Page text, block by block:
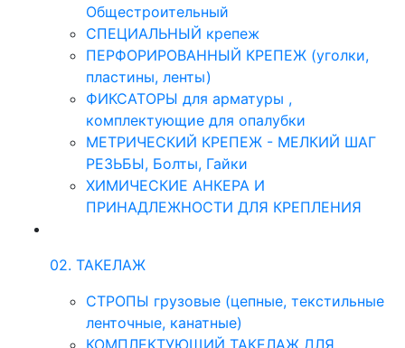
Общестроительный
СПЕЦИАЛЬНЫЙ крепеж
ПЕРФОРИРОВАННЫЙ КРЕПЕЖ (уголки,
пластины, ленты)
ФИКСАТОРЫ для арматуры ,
комплектующие для опалубки
МЕТРИЧЕСКИЙ КРЕПЕЖ - МЕЛКИЙ ШАГ
РЕЗЬБЫ, Болты, Гайки
ХИМИЧЕСКИЕ АНКЕРА И
ПРИНАДЛЕЖНОСТИ ДЛЯ КРЕПЛЕНИЯ
02. ТАКЕЛАЖ
СТРОПЫ грузовые (цепные, текстильные
ленточные, канатные)
КОМПЛЕКТУЮЩИЙ ТАКЕЛАЖ ДЛЯ